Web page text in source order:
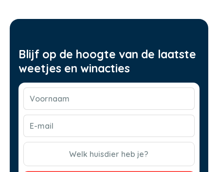
Blijf op de hoogte van de laatste
weetjes en winacties
(Vereist)
Welk huisdier heb je?